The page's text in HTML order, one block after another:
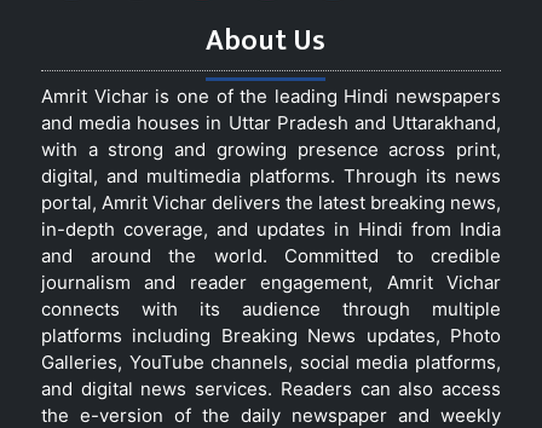
About Us
Amrit Vichar is one of the leading Hindi newspapers
and media houses in Uttar Pradesh and Uttarakhand,
with a strong and growing presence across print,
digital, and multimedia platforms. Through its news
portal, Amrit Vichar delivers the latest breaking news,
in-depth coverage, and updates in Hindi from India
and around the world. Committed to credible
journalism and reader engagement, Amrit Vichar
connects with its audience through multiple
platforms including Breaking News updates, Photo
Galleries, YouTube channels, social media platforms,
and digital news services. Readers can also access
the e-version of the daily newspaper and weekly